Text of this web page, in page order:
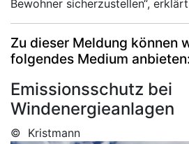
Bewohner sicherzustellen“,
Zu dieser Meldung können
folgendes Medium anbieten:
Emissionsschutz bei
Windenergieanlagen
© Kristmann